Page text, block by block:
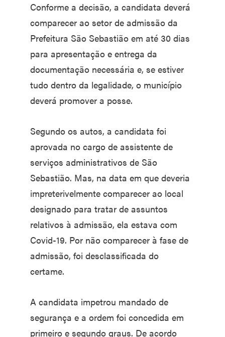
Conforme a decisão, a candidata deverá
comparecer ao setor de admissão da
Prefeitura São Sebastião em até 30 dias
para apresentação e entrega da
documentação necessária e, se estiver
tudo dentro da legalidade, o município
deverá promover a posse.
Segundo os autos, a candidata foi
aprovada no cargo de assistente de
serviços administrativos de São
Sebastião. Mas, na data em que deveria
impreterivelmente comparecer ao local
designado para tratar de assuntos
relativos à admissão, ela estava com
Covid-19. Por não comparecer à fase de
admissão, foi desclassificada do
certame.
A candidata impetrou mandado de
segurança e a ordem foi concedida em
primeiro e segundo graus. De acordo